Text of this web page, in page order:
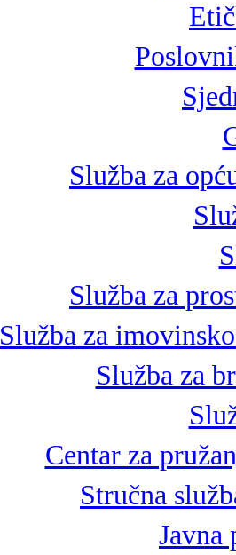
Služba za
Služba za
Služba za
Služba za
Centar za
Stručna
Javna